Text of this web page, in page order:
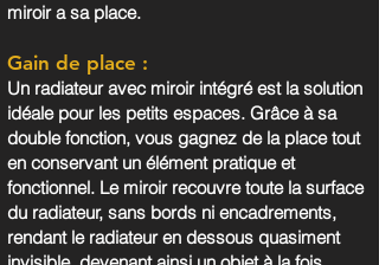
miroir a sa place.
Gain de place :
Un radiateur avec miroir intégré est la solution
idéale pour les petits espaces. Grâce à sa
double fonction, vous gagnez de la place tout
en conservant un élément pratique et
fonctionnel. Le miroir recouvre toute la surface
du radiateur, sans bords ni encadrements,
rendant le radiateur en dessous quasiment